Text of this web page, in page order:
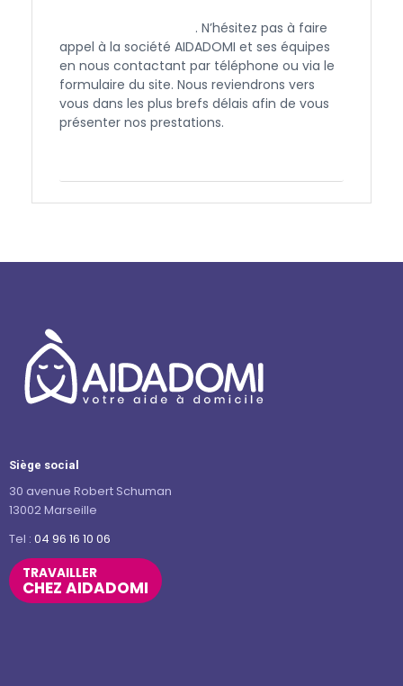
. N’hésitez pas à faire
appel à la société AIDADOMI et ses équipes
en nous contactant par téléphone ou via le
formulaire du site. Nous reviendrons vers
vous dans les plus brefs délais afin de vous
présenter nos prestations.
Siège social
30 avenue Robert Schuman
13002 Marseille
Tel : 04 96 16 10 06
TRAVAILLER
CHEZ AIDADOMI